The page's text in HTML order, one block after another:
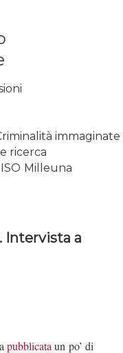
DEI
immaginate
ricerca
Milleuna
Intervista a
pubblicataun po’ di